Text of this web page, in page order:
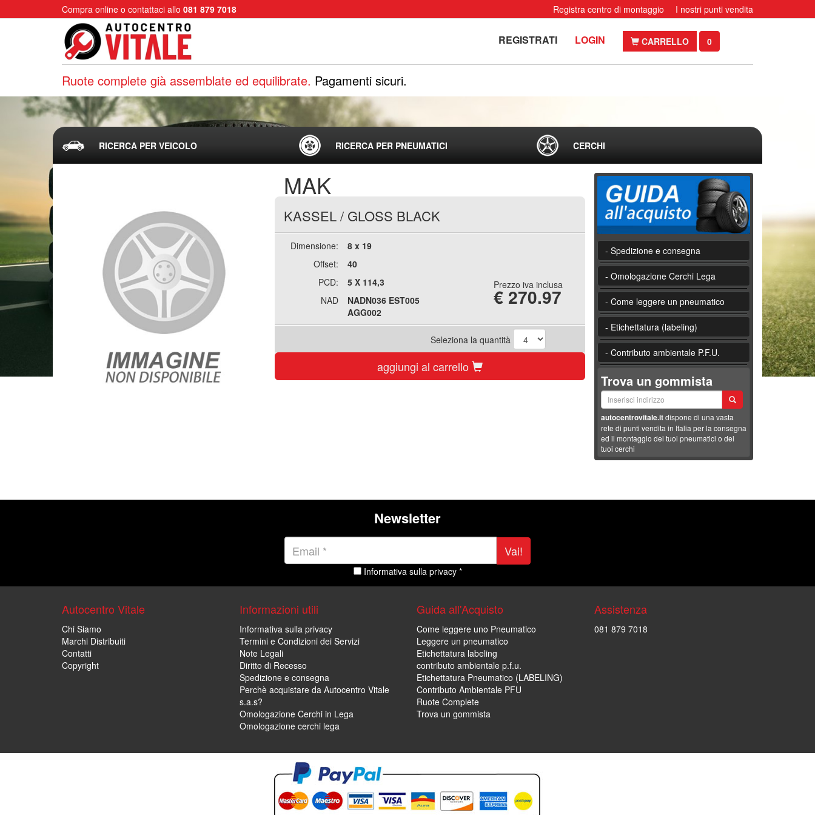
Compra online o contattaci allo 081 879 7018 Registra centro di montaggio I nostri punti vendita
REGISTRATI LOGIN CARRELLO 0
Ruote complete già assemblate ed equilibrate. Pagamenti sicuri.
RICERCA PER VEICOLO RICERCA PER PNEUMATICI CERCHI
MAK
KASSEL/ GLOSS BLACK
Dimensione:
8 x 19
Offset:
40
PCD:
5 X 114,3
NAD
NADN036 EST005
AGG002
Prezzo iva inclusa
€ 270.97
Seleziona la quantità
aggiungi al carrello
- Spedizione e consegna
- Omologazione Cerchi Lega
- Come leggere un pneumatico
- Etichettatura (labeling)
- Contributo ambientale P.F.U.
Trova un gommista
autocentrovitale.itdispone di una vasta
rete di punti vendita in Italia per la consegna
ed il montaggio dei tuoi pneumatici o dei
tuoi cerchi
Newsletter
Vai!
Informativa sulla privacy *
Autocentro Vitale
Chi Siamo
Marchi Distribuiti
Contatti
Copyright
Informazioni utili
Informativa sulla privacy
Termini e Condizioni dei Servizi
Note Legali
Diritto di Recesso
Spedizione e consegna
Perchè acquistare da Autocentro Vitale
s.a.s?
Omologazione Cerchi in Lega
Omologazione cerchi lega
Guida all'Acquisto
Come leggere uno Pneumatico
Leggere un pneumatico
Etichettatura labeling
contributo ambientale p.f.u.
Etichettatura Pneumatico (LABELING)
Contributo Ambientale PFU
Ruote Complete
Trova un gommista
Assistenza
081 879 7018